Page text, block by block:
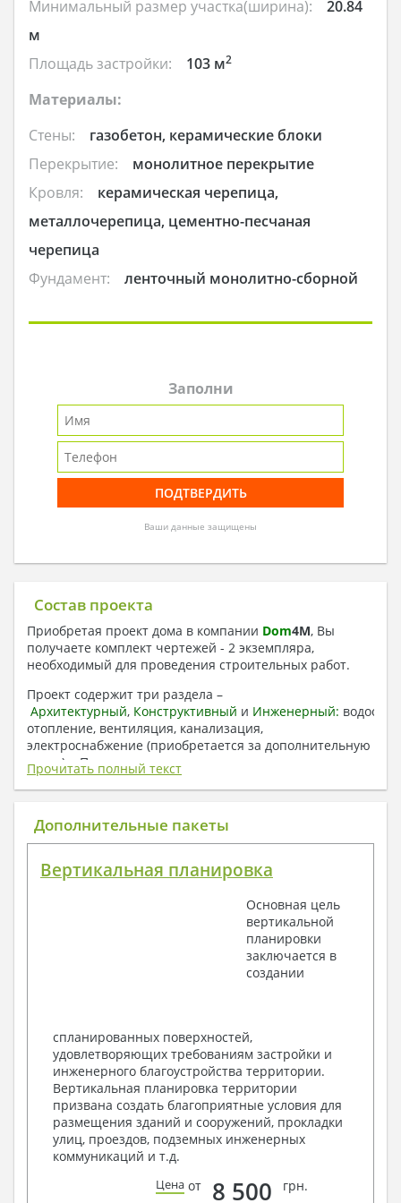
Минимальный размер участка(ширина):
20.84
м
Площадь застройки:
103 м2
Материалы:
Стены:
газобетон, керамические блоки
Перекрытие:
монолитное перекрытие
Кровля:
керамическая черепица,
металлочерепица, цементно-песчаная
черепица
Фундамент:
ленточный монолитно-сборной
Заполни
Ваши данные защищены
Состав проекта
Приобретая проект дома в компании Dom4M, Вы
получаете комплект чертежей - 2 экземпляра,
необходимый для проведения строительных работ.
Проект содержит три раздела –
Архитектурный, Конструктивный и Инженерный:
отопление, вентиляция, канализация,
электроснабжение (приобретается за дополнительную
плату) + Пояснительная записка.
1. Архитектурный раздел:
Общие данные по проекту
Поэтажные маркировочные планы с
Разрезы и состав конструкций
Фасады с ведомостью внешних отделок
Элементы проемов – спецификация
Ведомость перемычек – сечения и
Архитектурные узлы в конструкциях
2. Конструктивный раздел:
Общие данные по проекту
Схемы расположения и расчеты фундаментов
Элементы каркаса – схемы расположения
Схема расположения перекрытий
Опоры перекрытия на стены или Узлы
Элементы кровли – схемы расположения
Прочитать полный текст
Дополнительные пакеты
Вертикальная планировка
Основная цель
вертикальной
планировки
заключается в
создании
спланированных поверхностей,
удовлетворяющих требованиям застройки и
инженерного благоустройства территории.
Вертикальная планировка территории
призвана создать благоприятные условия для
размещения зданий и сооружений, прокладки
улиц, проездов, подземных инженерных
коммуникаций и т.д.
Цена от 8 500 грн.